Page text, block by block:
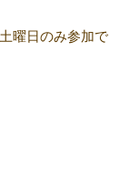
曜日のみ参加で